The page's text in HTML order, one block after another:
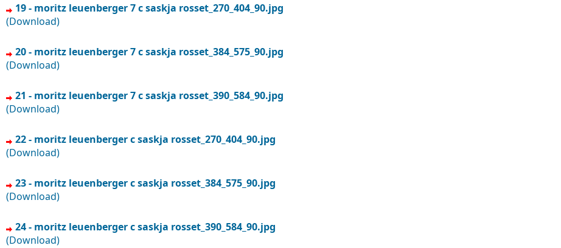
19 - moritz leuenberger 7 c saskja rosset_270_404_90.jpg
(Download)
20 - moritz leuenberger 7 c saskja rosset_384_575_90.jpg
(Download)
21 - moritz leuenberger 7 c saskja rosset_390_584_90.jpg
(Download)
22 - moritz leuenberger c saskja rosset_270_404_90.jpg
(Download)
23 - moritz leuenberger c saskja rosset_384_575_90.jpg
(Download)
24 - moritz leuenberger c saskja rosset_390_584_90.jpg
(Download)